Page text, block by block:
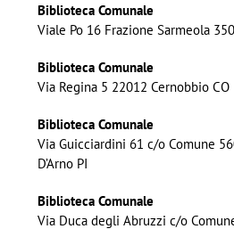
Biblioteca Comunale
Viale Po 16 Frazione Sarmeola
Biblioteca Comunale
Via Regina 5 22012 Cernobbio CO
Biblioteca Comunale
Via Guicciardini 61 c/o Comune
D’Arno PI
Biblioteca Comunale
Via Duca degli Abruzzi c/o